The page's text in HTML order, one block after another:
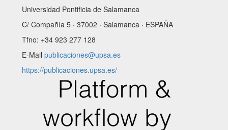
Universidad Pontificia de Salamanca
C/ Compañía 5 · 37002 · Salamanca · ESPAÑA
Tfno: +34 923 277 128
E-Mail publicaciones@upsa.es
https://publicaciones.upsa.es/